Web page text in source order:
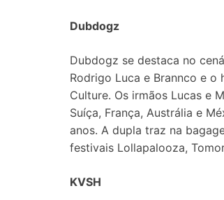
Dubdogz
Dubdogz se destaca no
Rodrigo Luca e Brannco e o
Culture. Os irmãos Lucas e
Suíça, França, Austrália e
anos. A dupla traz na
festivais Lollapalooza,
KVSH